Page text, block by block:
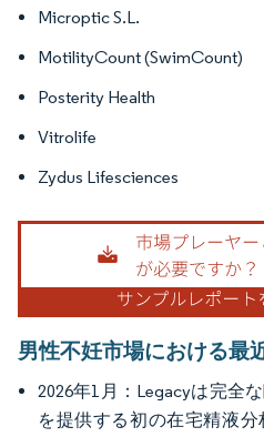
Microptic S.L.
MotilityCount (SwimCount)
Posterity Health
Vitrolife
Zydus Lifesciences
男性不妊市場における最
2026年1月：Legacyは完全
を提供する初の在宅精液